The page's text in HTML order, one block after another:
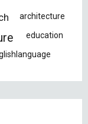
architecture
education